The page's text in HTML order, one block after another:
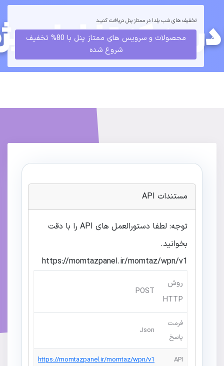
تخفیف های شب یلدا در ممتاز پنل دریافت کنیــد
محصولات و سرویس های ممتاز پنل با 80% تخفیف
شروع شده
ورود ثبت نام
مستندات API
توجه: لطفا دستورالعمل های API را با دقت
بخوانید.
https://momtazpanel.ir/momtaz/wpn/v1
روش
HTTP
POST
فرمت
پاسخ
Json
API
https://momtazpanel.ir/momtaz/wpn/v1